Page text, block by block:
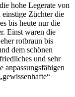
hohe Legerate von
Züchter die
bis heute nur die
Einst waren die
rotbraun bis
dem schönen
und sehr
anpassungsfähigen